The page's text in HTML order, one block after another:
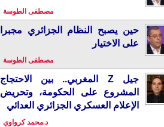
مصطفى الطوسة
حين يصبح النظام الجزائري مجبرا
على الاختيار
مصطفى الطوسة
جيل Z المغربي.. بين الاحتجاج
المشروع على الحكومة، وتحريض
الإعلام العسكري الجزائري العدائي
د.محمد كرواوي